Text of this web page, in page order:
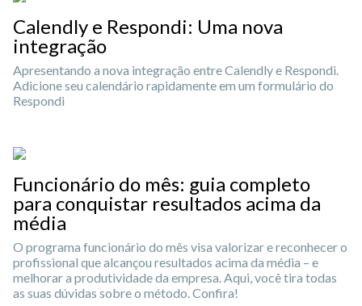
Calendly e Respondi: Uma nova
integração
Apresentando a nova integração entre Calendly e Respondi.
Adicione seu calendário rapidamente em um formulário do
Respondi
Funcionário do mês: guia completo
para conquistar resultados acima da
média
O programa funcionário do mês visa valorizar e reconhecer o
profissional que alcançou resultados acima da média – e
melhorar a produtividade da empresa. Aqui, você tira todas
as suas dúvidas sobre o método. Confira!